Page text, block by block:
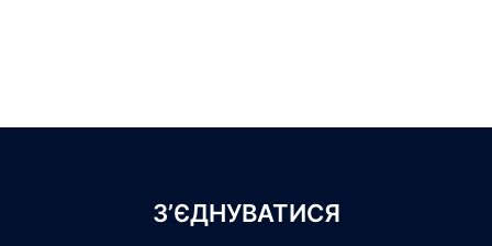
З’ЄДНУВАТИСЯ